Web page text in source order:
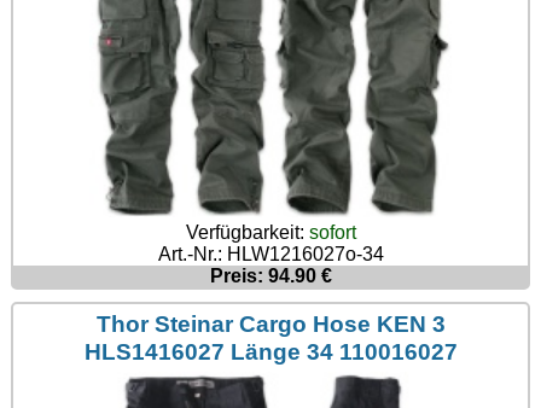
Verfügbarkeit: sofort
Art.-Nr.: HLW1216027o-34
Preis: 94.90 €
Thor Steinar Cargo Hose KEN 3
HLS1416027 Länge 34 110016027